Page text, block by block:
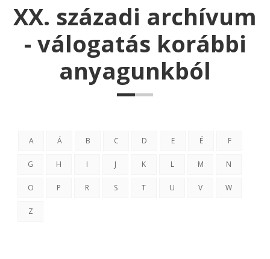
XX. századi archívum
- válogatás korábbi
anyagunkból
A Á B C D E É F
G H I J K L M N
O P R S T U V W
Z